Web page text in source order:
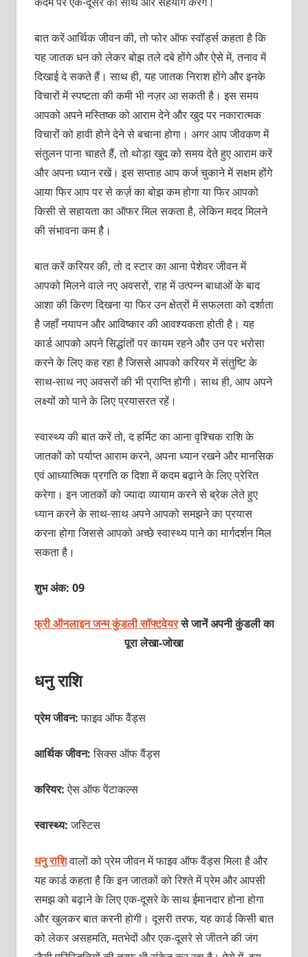
बात करें आर्थिक जीवन की, तो फोर ऑफ स्वॉर्ड्स कहता है कि
यह जातक धन को लेकर बोझ तले दबे होंगे और ऐसे में, तनाव में
दिखाई दे सकते हैं। साथ ही, यह जातक निराश होंगे और इनके
विचारों में स्पष्टता की कमी भी नज़र आ सकती है। इस समय
आपको अपने मस्तिष्क को आराम देने और खुद पर नकारात्मक
विचारों को हावी होने देने से बचाना होगा। अगर आप जीवकण में
संतुलन पाना चाहते हैं, तो थोड़ा खुद को समय देते हुए आराम करें
और अपना ध्यान रखें। इस सप्ताह आप कर्ज चुकाने में सक्षम होंगे
आया फिर आप पर से कर्ज़ का बोझ कम होगा या फिर आपको
किसी से सहायता का ऑफर मिल सकता है, लेकिन मदद मिलने
की संभावना कम है।
बात करें करियर की, तो द स्टार का आना पेशेवर जीवन में
आपको मिलने वाले नए अवसरों, राह में उत्पन्न बाधाओं के बाद
आशा की किरण दिखना या फिर उन क्षेत्रों में सफलता को दर्शाता
है जहाँ नयापन और आविष्कार की आवश्यकता होती है। यह
कार्ड आपको अपने सिद्धांतों पर कायम रहने और उन पर भरोसा
करने के लिए कह रहा है जिससे आपको करियर में संतुष्टि के
साथ-साथ नए अवसरों की भी प्राप्ति होगी। साथ ही, आप अपने
लक्ष्यों को पाने के लिए प्रयासरत रहें।
स्वास्थ्य की बात करें तो, द हर्मिट का आना वृश्चिक राशि के
जातकों को पर्याप्त आराम करने, अपना ध्यान रखने और मानसिक
एवं आध्यात्मिक प्रगति क दिशा में कदम बढ़ाने के लिए प्रेरित
करेगा। इन जातकों को ज्यादा व्यायाम करने से ब्रेक लेते हुए
ध्यान करने के साथ-साथ अपने आपको समझने का प्रयास
करना होगा जिससे आपको अच्छे स्वास्थ्य पाने का मार्गदर्शन मिल
सकता है।
शुभ अंक: 09
फ्री ऑनलाइन जन्म कुंडली सॉफ्टवेयरसे जानें अपनी कुंडली का
पूरा लेखा-जोखा
धनु राशि
प्रेम जीवन:फाइव ऑफ वैंड्स
आर्थिक जीवन:सिक्स ऑफ वैंड्स
करियर:ऐस ऑफ पेंटाकल्स
स्वास्थ्य:जस्टिस
धनु राशिवालों को प्रेम जीवन में फाइव ऑफ वैंड्स मिला है और
यह कार्ड कहता है कि इन जातकों को रिश्ते में प्रेम और आपसी
समझ को बढ़ाने के लिए एक-दूसरे के साथ ईमानदार होना होगा
और खुलकर बात करनी होगी। दूसरी तरफ, यह कार्ड किसी बात
को लेकर असहमति, मतभेदों और एक-दूसरे से जीतने की जंग